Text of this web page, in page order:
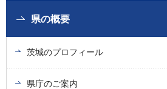
県の概要
茨城のプロフィール
県庁のご案内